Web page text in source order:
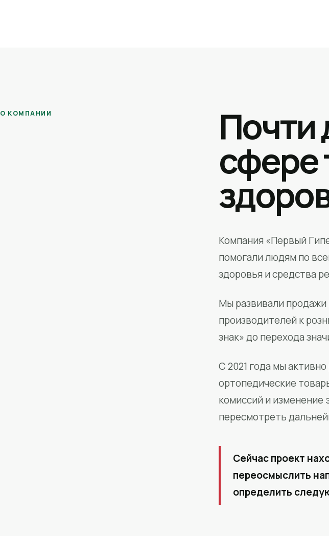
О КОМПАНИИ Почти
сфере
Компания «Первый
помогали людям по
здоровья и средства
Мы развивали
производителей к
знак» до перехода
С 2021 года мы
ортопедические
комиссий и
пересмотреть
Сейчас проект
переосмыслить
определить